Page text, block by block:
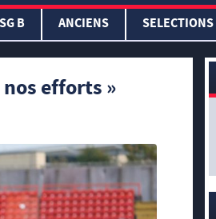
B ANCIENS SELECTIONS
efforts »